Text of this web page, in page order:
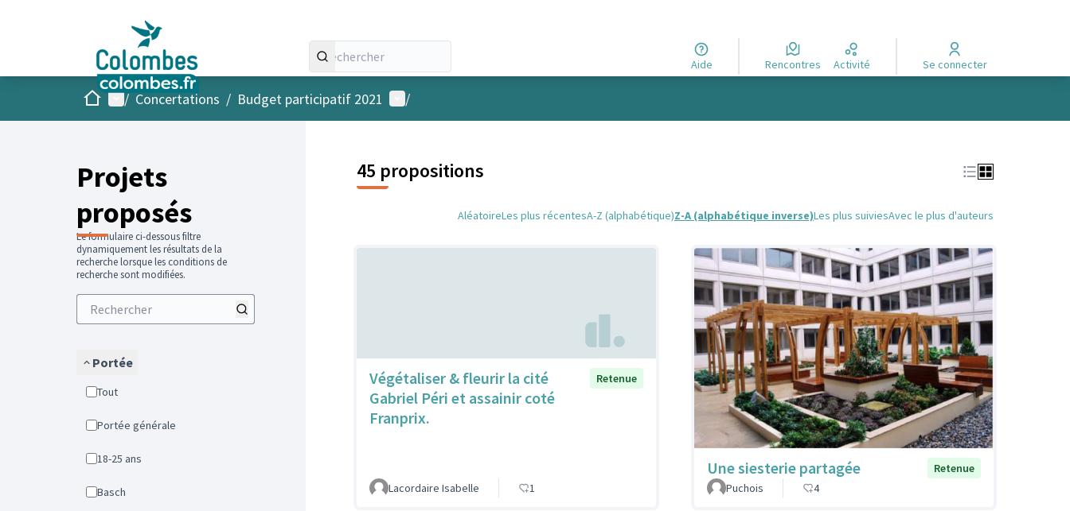
Aide Rencontres Activité Se connecter
AccueilMenu principal
/ Concertations / Budget participatif 2021 Menu utilisateur
/
Projets
proposés
Le formulaire ci-dessous filtre
dynamiquement les résultats de la
recherche lorsque les conditions de
recherche sont modifiées.
Portée
Tout
Portée générale
18-25 ans
Basch
45 propositions
AléatoireLes plus récentesA-Z (alphabétique)Z-A (alphabétique inverse)Les plus suiviesAvec le plus d'auteurs
Végétaliser & fleurir la cité
Gabriel Péri et assainir coté
Franprix.
Retenue
Lacordaire Isabelle 1
Une siesterie partagée
Retenue
Puchois
4